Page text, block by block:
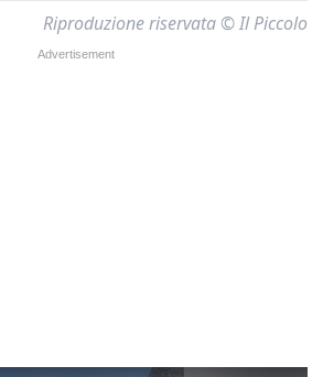
Riproduzione riservata © Il Piccolo